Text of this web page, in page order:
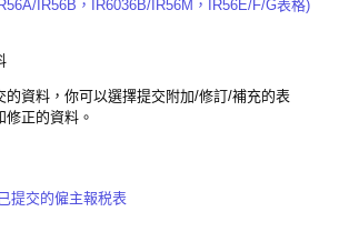
IR56B，IR6036B/IR56M，IR56E/F/G表格)
的資料，你可以選擇提交附加/修訂/補充的表
正的資料。
提交的僱主報税表